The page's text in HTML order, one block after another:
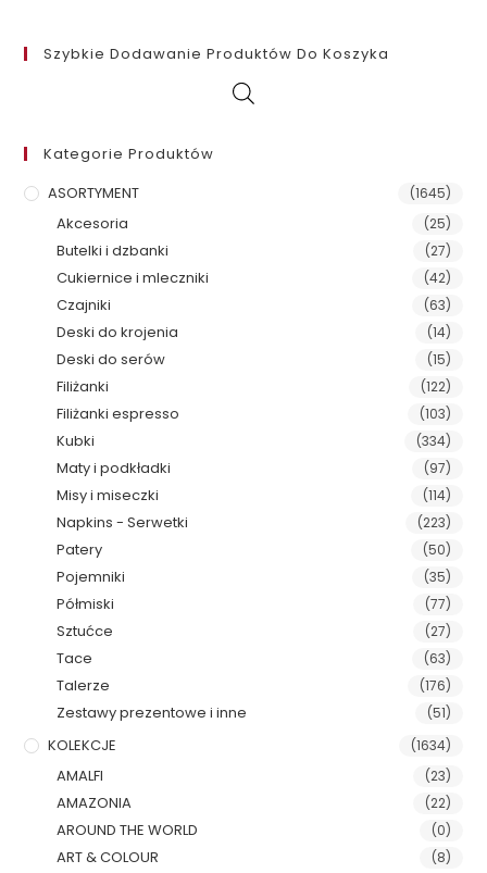
Szybkie Dodawanie Produktów Do Koszyka
Kategorie Produktów
ASORTYMENT
(1645)
Akcesoria (25)
Butelki i dzbanki (27)
Cukiernice i mleczniki (42)
Czajniki (63)
Deski do krojenia (14)
Deski do serów (15)
Filiżanki (122)
Filiżanki espresso (103)
Kubki (334)
Maty i podkładki (97)
Misy i miseczki (114)
Napkins - Serwetki (223)
Patery (50)
Pojemniki (35)
Półmiski (77)
Sztućce (27)
Tace (63)
Talerze (176)
Zestawy prezentowe i inne (51)
KOLEKCJE (1634)
AMALFI (23)
AMAZONIA (22)
AROUND THE WORLD (0)
ART & COLOUR (8)